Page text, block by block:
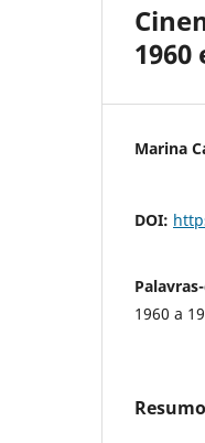
1960
Marina
DOI:
1960 a
Resumo